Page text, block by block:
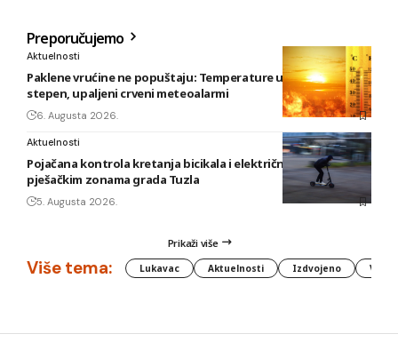
Preporučujemo
Aktuelnosti
Paklene vrućine ne popuštaju: Temperature u BiH i do 41
stepen, upaljeni crveni meteoalarmi
6. Augusta 2026.
Aktuelnosti
Pojačana kontrola kretanja bicikala i električnih romobila u
pješačkim zonama grada Tuzla
5. Augusta 2026.
Prikaži više
Više tema: Lukavac Aktuelnosti Izdvojeno